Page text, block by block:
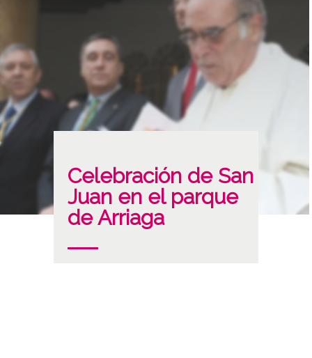
Celebración de San
Juan en el parque
de Arriaga